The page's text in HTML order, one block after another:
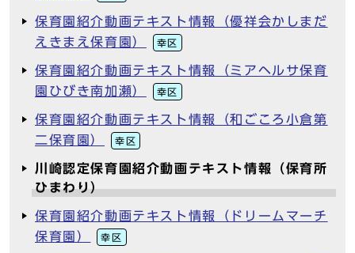
保育園紹介動画テキスト情報（優祥会かしまだ
えきまえ保育園）
幸区
保育園紹介動画テキスト情報（ミアヘルサ保育
園ひびき南加瀬）
幸区
保育園紹介動画テキスト情報（和ごころ小倉第
二保育園）
幸区
川崎認定保育園紹介動画テキスト情報（保育所
ひまわり）
保育園紹介動画テキスト情報（ドリームマーチ
保育園）
幸区